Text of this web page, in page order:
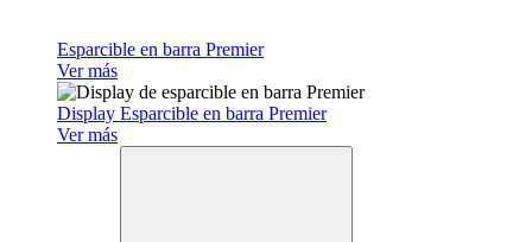
Esparcible en barra Premier
Ver más
Display Esparcible en barra Premier
Ver más